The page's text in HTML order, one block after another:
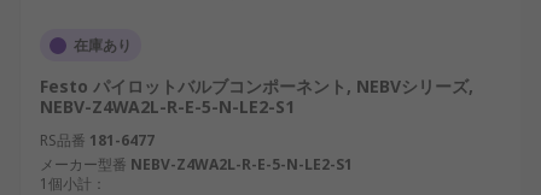
在庫あり
Festo パイロットバルブコンポーネント, NEBVシリーズ,
NEBV-Z4WA2L-R-E-5-N-LE2-S1
RS品番 181-6477
メーカー型番 NEBV-Z4WA2L-R-E-5-N-LE2-S1
1個小計：